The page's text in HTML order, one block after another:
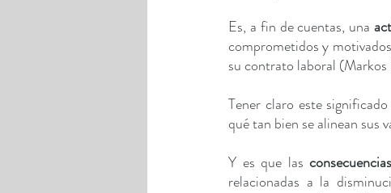
Es, a fin de cuentas, una
comprometidos y
su contrato laboral
Tener claro este
qué tan bien se alinean sus
Y es que las
relacionadas a la